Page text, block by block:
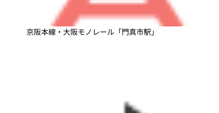
京阪本線・大阪モノレール「門真市駅」